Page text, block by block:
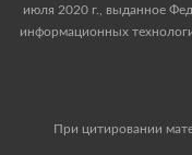
июля 2020 г., выданное
информационных
При цитировании